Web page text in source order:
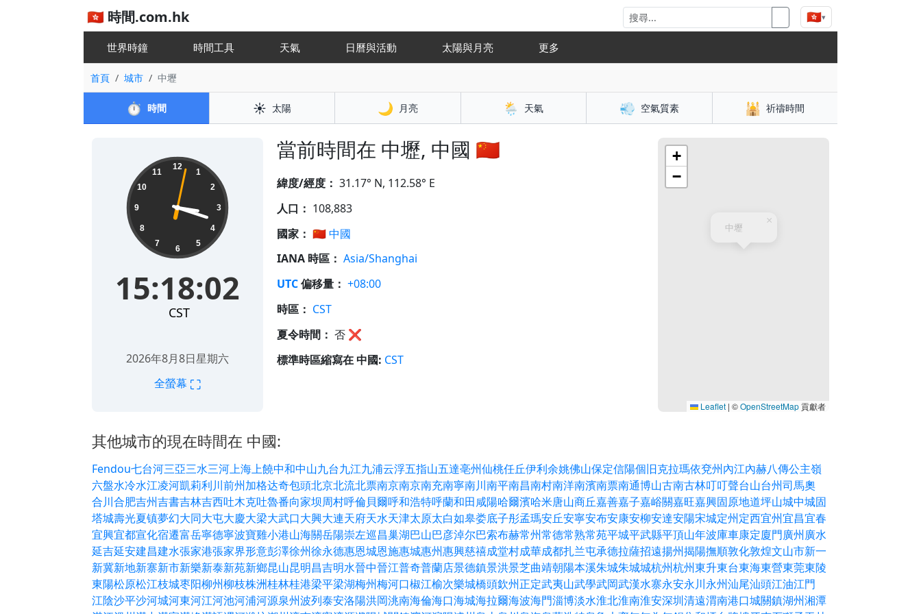
🇭🇰 時間.com.hk 🇭🇰▾
世界時鐘 時間工具 天氣 日曆與活動 太陽與月亮
首頁 城市 中壢
⏱️ 時間 ☀️ 太陽 🌙 月亮 🌦️ 天氣 💨 空氣質素 🕌 祈禱時間
當前時間在 中壢, 中國 🇨🇳
15:18:02 12
1
2
3
4
5
6
7
8
9
10
11
15:18:02
CST
2026年8月8日星期六
全螢幕 ⛶
緯度/經度： 31.17° N, 112.58° E
人口： 108,883
國家： 🇨🇳中國
IANA 時區： Asia/Shanghai
UTC偏移量： +08:00
時區： CST
夏令時間： 否 ❌
標準時區縮寫在 中國: CST
中壢
×
+
−
Leaflet | ©OpenStreetMap貢獻者
其他城市的現在時間在 中國:
Fendou 七台河 三亞 三水 三河 上海 上饒 中和 中山 九台 九江 九浦 云浮 五指山 五達 亳州
仙桃 任丘 伊利 余姚 佛山 保定 信陽 個旧 克拉瑪依 兗州 內江 內赫 八傳 公主嶺 六盤水 冷水江
凌河 凱莉 利川 前州 加格达奇 包頭 北京 北流 北票 南京 南京 南充 南寧 南川 南平 南昌
南村 南洋 南濱 南票 南通 博山 古南 古林 叮叮聲 台山 台州 司馬奧 合川 合肥 吉州 吉書
吉林 吉西 吐木克 吐魯番 向家坝 周村 呼倫貝爾 呼和浩特 呼蘭 和田 咸陽 哈爾濱 哈米 唐山 商丘
嘉善 嘉子 嘉峪關 嘉旺 嘉興 固原 地道 坪山 城中 城固 塔城 壽光 夏镇 夢幻 大同 大屯 大慶